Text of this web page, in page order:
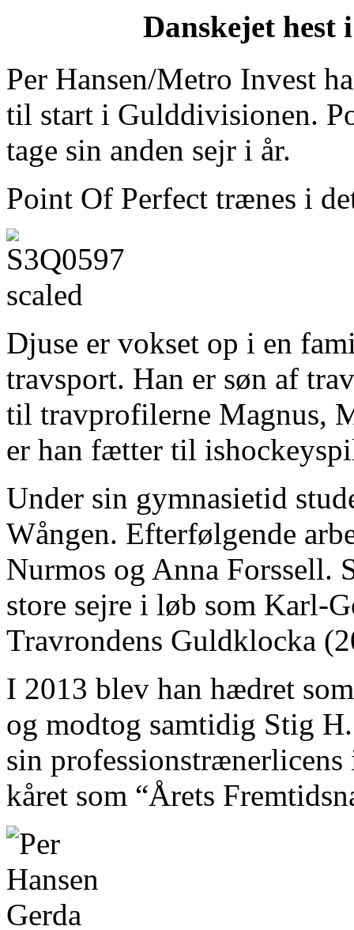
Danskejet hest
Per Hansen/Metro Invest
til start i Gulddivisionen.
tage sin anden sejr i år.
Point Of Perfect trænes i
Djuse er vokset op i en
travsport. Han er søn af
til travprofilerne Magnus,
er han fætter til
Under sin gymnasietid
Wången. Efterfølgende
Nurmos og Anna Forssell.
store sejre i løb som Karl-
Travrondens Guldklocka
I 2013 blev han hædret
og modtog samtidig Stig
sin
kåret som “Årets